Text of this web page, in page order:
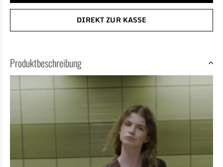
DIREKT ZUR KASSE
Produktbeschreibung